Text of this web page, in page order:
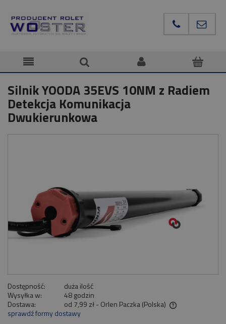
Silnik YOODA 35EVS 10NM z Radiem
Detekcja Komunikacja
Dwukierunkowa
Dostępność:
duża ilość
Wysyłka w:
48 godzin
Dostawa:
od 7,99 zł - Orlen Paczka (Polska)
Cena nie zawiera ewentualnych kosztów płatności
sprawdź formy dostawy